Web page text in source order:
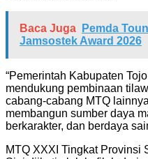
Baca Juga
Pemda
Jamsostek Award 2026
“Pemerintah Kabupaten
mendukung pembinaan
cabang-cabang MTQ
membangun sumber daya
berkarakter, dan berdaya
MTQ XXXI Tingkat Provinsi